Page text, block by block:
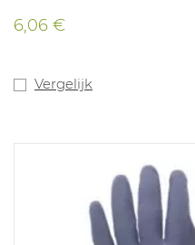
6,06 €
Vergelijk